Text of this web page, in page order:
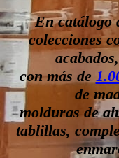
En catálogo
colecciones
con más de
de
molduras de
tablillas,